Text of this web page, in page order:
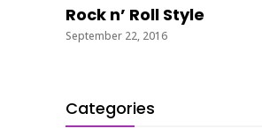
Rock n’ Roll Style
September 22, 2016
Categories